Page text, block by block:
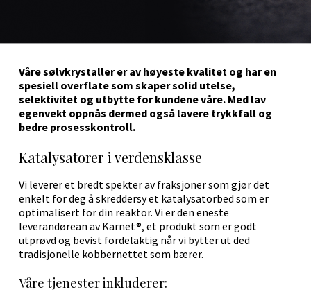
Våre sølvkrystaller er av høyeste kvalitet og har en
spesiell overflate som skaper solid utelse,
selektivitet og utbytte for kundene våre. Med lav
egenvekt oppnås dermed også lavere trykkfall og
bedre prosesskontroll.
Katalysatorer i verdensklasse
Vi leverer et bredt spekter av fraksjoner som gjør det
enkelt for deg å skreddersy et katalysatorbed som er
optimalisert for din reaktor. Vi er den eneste
leverandørean av Karnet®, et produkt som er godt
utprøvd og bevist fordelaktig når vi bytter ut ded
tradisjonelle kobbernettet som bærer.
Våre tjenester inkluderer: